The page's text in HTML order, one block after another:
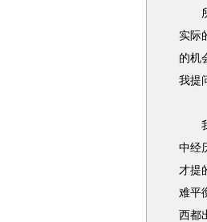
所
实际
的机
我提
我
中经
才提
难平
西都